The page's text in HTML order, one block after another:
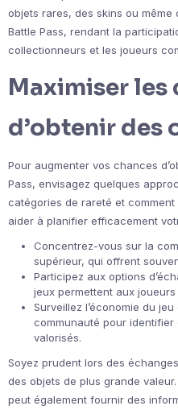
objets rares, des skins ou
Battle Pass, rendant la
collectionneurs et les joueurs
Maximiser les
d’obtenir des
Pour augmenter vos chances
Pass, envisagez quelques
catégories de rareté et
aider à planifier efficacement
Concentrez-vous sur la
supérieur, qui offrent
Participez aux options
jeux permettent aux joueurs
Surveillez l’économie du
communauté pour
valorisés.
Soyez prudent lors des
des objets de plus grande
peut également fournir des